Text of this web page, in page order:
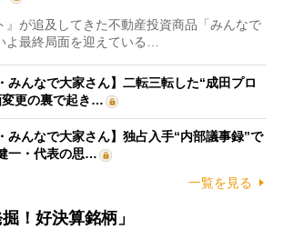
が追及してきた不動産投資商品「みんなで
よ最終局面を迎えている…
みんなで大家さん】二転三転した“成田プロ
変更の裏で起き…
みんなで大家さん】独占入手“内部議事録”で
一・代表の思…
一覧を見る
！好決算銘柄」